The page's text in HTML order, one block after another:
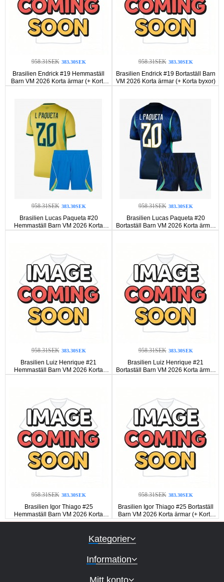
958.31SEK 383.30SEK
Brasilien Endrick #19 Hemmaställ
Barn VM 2026 Korta ärmar (+ Korta
byxor)
958.31SEK 383.30SEK
Brasilien Endrick #19 Bortaställ Barn
VM 2026 Korta ärmar (+ Korta byxor)
958.31SEK 383.30SEK
Brasilien Lucas Paqueta #20
Hemmaställ Barn VM 2026 Korta
ärmar (+ Korta byxor)
958.31SEK 383.30SEK
Brasilien Lucas Paqueta #20
Bortaställ Barn VM 2026 Korta ärmar
(+ Korta byxor)
958.31SEK 383.30SEK
Brasilien Luiz Henrique #21
Hemmaställ Barn VM 2026 Korta
ärmar (+ Korta byxor)
958.31SEK 383.30SEK
Brasilien Luiz Henrique #21
Bortaställ Barn VM 2026 Korta ärmar
(+ Korta byxor)
958.31SEK 383.30SEK
Brasilien Igor Thiago #25
Hemmaställ Barn VM 2026 Korta
ärmar (+ Korta byxor)
958.31SEK 383.30SEK
Brasilien Igor Thiago #25 Bortaställ
Barn VM 2026 Korta ärmar (+ Korta
byxor)
Kategorier
Information
Mitt konto